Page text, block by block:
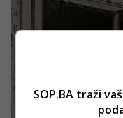
SOP.BA traži